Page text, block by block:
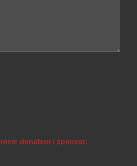
donateur / sponsor: